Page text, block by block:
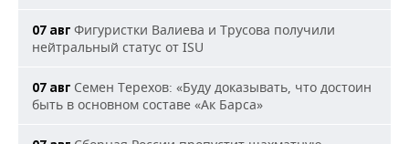
07 авг Фигуристки Валиева и Трусова получили
нейтральный статус от ISU
07 авг Семен Терехов: «Буду доказывать, что достоин
быть в основном составе «Ак Барса»